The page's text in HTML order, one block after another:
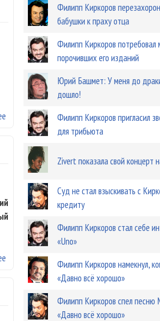
о Филипп Киркоров показал язык Баскову
о Филипп Киркоров презентовал Mercedes
Филипп Киркоров
бабушки к праху отца
Филипп Киркоров потребовал
порочивших его изданий
Юрий Башмет: У меня до
дошло!
Филипп Киркоров пригласил
для трибьюта
Zivert показала свой концерт
Суд не стал взыскивать с
кредиту
Филипп Киркоров стал себе
«Uno»
Филипп Киркоров намекнул,
«Давно всё хорошо»
Филипп Киркоров спел
«Давно всё хорошо»